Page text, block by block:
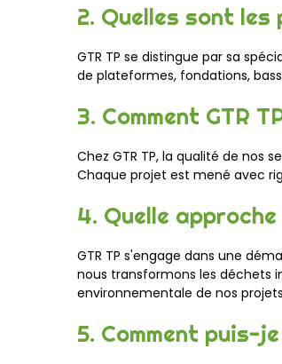
2. Quelles sont
GTR TP se distingue par sa
de plateformes, fondations,
3. Comment GTR
Chez GTR TP, la qualité de
Chaque projet est mené avec
4. Quelle
GTR TP s'engage dans une
nous transformons les déchets
environnementale de nos
5. Comment puis-